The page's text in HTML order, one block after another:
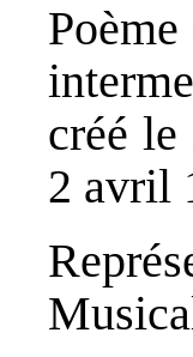
créé
2 avril